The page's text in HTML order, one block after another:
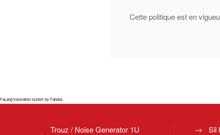
Cette politique est en
FaLang translation system by Faboba
Trouz / Noise Generator 1U
Sil